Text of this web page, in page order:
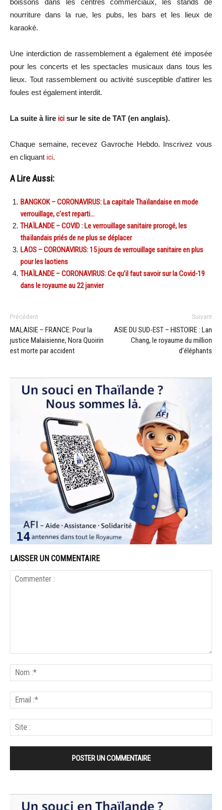
boissons dans les centres commerciaux, les stands de
nourriture dans la rue, les pubs, les bars et les lieux de
karaoké.
Une interdiction de rassemblement a également été imposée
pour les concerts et les spectacles musicaux dans tous les
lieux. Tout rassemblement ou activité susceptible d’attirer les
foules est également interdit.
La suite à lire ici sur le site de TAT (en anglais).
Chaque semaine, recevez Gavroche Hebdo. Inscrivez vous
en cliquant ici.
A Lire Aussi:
BANGKOK – CORONAVIRUS: La capitale Thaïlandaise en mode
verrouillage, c’est reparti…
THAÏLANDE – COVID : Le verrouillage sanitaire prorogé, les
thaïlandais priés de ne plus se déplacer
LAOS – CORONAVIRUS: 15 jours de verrouillage sanitaire en plus
pour les laotiens
THAÏLANDE – CORONAVIRUS: Ce qu’il faut savoir sur la Covid-19
dans le royaume au 22 janvier
Précédent
MALAISIE – FRANCE: Pour la
justice Malaisienne, Nora Quoirin
est morte par accident
Suivant
ASIE DU SUD-EST – HISTOIRE : Lan
Chang, le royaume du million
d’éléphants
LAISSER UN COMMENTAIRE